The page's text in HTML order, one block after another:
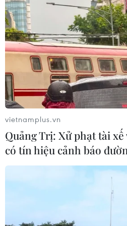
Sở hữu trí tuệ
RSS
Ngôn ngữ
Dịch vụ tin
Liên hệ
Giấy phép số: 1374/GP-BTTTT do
cấp ngày 11/9/2008.
Quảng cáo: Phó TBT Nguyễn Thị
vietnamplus.vn
Quảng Trị: Xử phạt tài
có tín hiệu cảnh báo